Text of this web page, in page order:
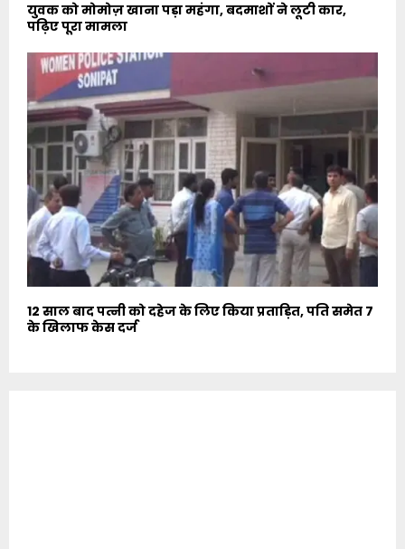
युवक को मोमोज़ खाना पड़ा महंगा, बदमाशों ने लूटी कार,
पढ़िए पूरा मामला
12 साल बाद पत्नी को दहेज के लिए किया प्रताड़ित, पति समेत 7
के खिलाफ केस दर्ज